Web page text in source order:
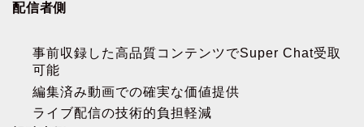
配信者側
事前収録した高品質コンテンツでSuper Chat受取
可能
編集済み動画での確実な価値提供
ライブ配信の技術的負担軽減